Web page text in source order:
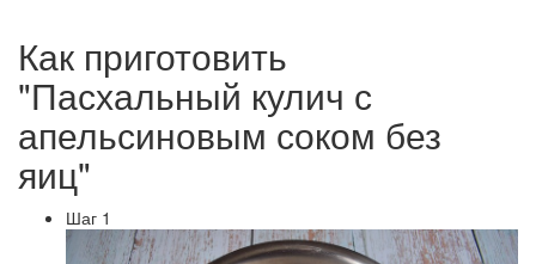
Как приготовить
"Пасхальный кулич с
апельсиновым соком без
яиц"
Шаг 1